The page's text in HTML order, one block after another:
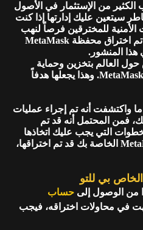
من الإستثمار في الأصول
سيتعين عليك إدارتها إذا كنت
الأمنية للمخترقين فرصاً لنهب
أصول الأشخاص. ماذا تفعل إذا تم اختراق محفظة MetaMask
المنشور.
شخص حول العالم بتخزين وحماية
عملاتهم المشفرة في محافظ MetaMask. وهذا يجعلها هدفاً
واكتشفت أنه تم إجراء عمليات
فمن المحتمل أنه قد تم
التي يجب عليك اتخاذها
عندما تلاحظ أن محفظة MetaMask الخاصة بك قد تم اختراقها،
من الوصول إلى حساب
في محاولات اختراقه، فيجب